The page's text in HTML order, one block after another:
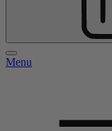
Menu